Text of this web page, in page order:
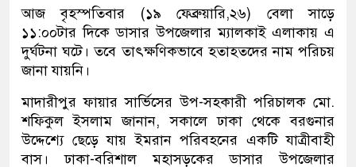
আজ বৃহস্পতিবার (১৯ ফেব্রুয়ারি,২৬) বেলা সাড়ে
১১:০০টার দিকে ডাসার উপজেলার ম্যালকাই এলাকায় এ
দুর্ঘটনা ঘটে। তবে তাৎক্ষণিকভাবে হতাহতদের নাম পরিচয়
জানা যায়নি।
মাদারীপুর ফায়ার সার্ভিসের উপ-সহকারী পরিচালক মো.
শফিকুল ইসলাম জানান, সকালে ঢাকা থেকে বরগুনার
উদ্দেশ্যে ছেড়ে যায় ইমরান পরিবহনের একটি যাত্রীবাহী
বাস। ঢাকা-বরিশাল মহাসড়কের ডাসার উপজেলার